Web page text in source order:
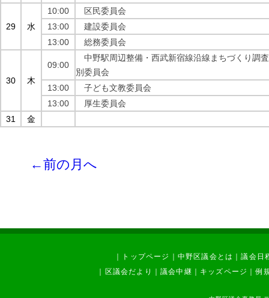
29 水
10:00
区民委員会
13:00
建設委員会
13:00
総務委員会
30 木
09:00
中野駅周辺整備・西武新宿線沿線まちづくり調
別委員会
13:00
子ども文教委員会
13:00
厚生委員会
31
金
←前の月へ
トップページ 中野区議会とは ｜議会日
区議会だより ｜議会中継 キッズページ ｜例